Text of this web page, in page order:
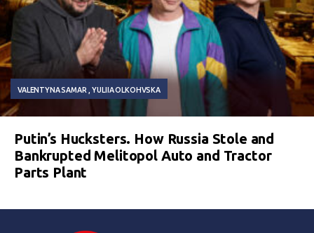
VALENTYNA SAMAR YULIIA OLKOHVSKA
Putin’s Hucksters. How Russia Stole and
Bankrupted Melitopol Auto and Tractor
Parts Plant